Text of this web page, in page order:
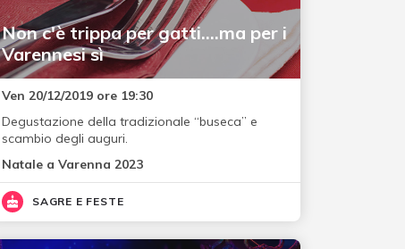
Non c'è trippa per gatti....ma per i
Varennesi sì
Ven 20/12/2019 ore 19:30
Degustazione della tradizionale “buseca” e
scambio degli auguri.
Natale a Varenna 2023
SAGRE E FESTE